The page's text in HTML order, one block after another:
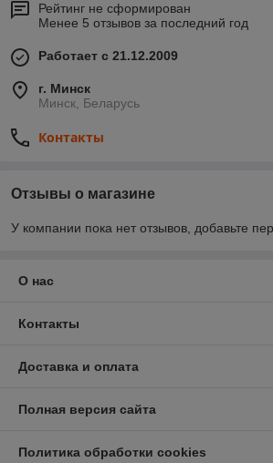
Рейтинг не сформирован
Менее 5 отзывов за последний год
Работает с 21.12.2009
г. Минск
Минск, Беларусь
Контакты
Отзывы о магазине
У компании пока нет отзывов, добавьте
О нас
Контакты
Доставка и оплата
Полная версия сайта
Политика обработки cookies